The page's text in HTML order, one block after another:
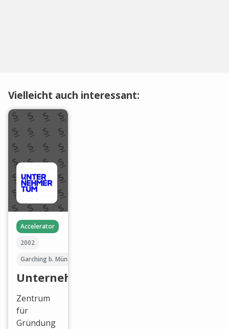
Vielleicht auch interessant:
Accelerator
2002
Garching b. München
UnternehmerTUM
Zentrum
für
Gründung